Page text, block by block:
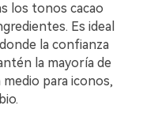
los tonos cacao
Es ideal
la confianza
la mayoría de
para iconos,